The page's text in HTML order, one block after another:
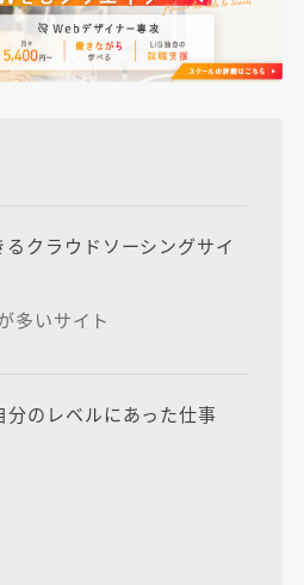
クラウドソーシングサイ
多いサイト
のレベルにあった仕事